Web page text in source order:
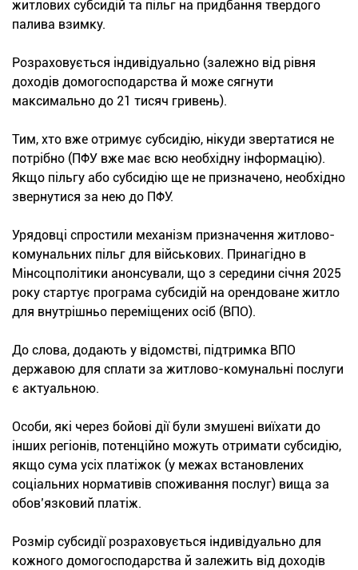
житлових субсидій та пільг на придбання твердого
палива взимку.
Розраховується індивідуально (залежно від рівня
доходів домогосподарства й може сягнути
максимально до 21 тисяч гривень).
Тим, хто вже отримує субсидію, нікуди звертатися не
потрібно (ПФУ вже має всю необхідну інформацію).
Якщо пільгу або субсидію ще не призначено, необхідно
звернутися за нею до ПФУ.
Урядовці спростили механізм призначення житлово-
комунальних пільг для військових. Принагідно в
Мінсоцполітики анонсували, що з середини січня 2025
року стартує програма субсидій на орендоване житло
для внутрішньо переміщених осіб (ВПО).
До слова, додають у відомстві, підтримка ВПО
державою для сплати за житлово-комунальні послуги
є актуальною.
Особи, які через бойові дії були змушені виїхати до
інших регіонів, потенційно можуть отримати субсидію,
якщо сума усіх платіжок (у межах встановлених
соціальних нормативів споживання послуг) вища за
обов’язковий платіж.
Розмір субсидії розраховується індивідуально для
кожного домогосподарства й залежить від доходів